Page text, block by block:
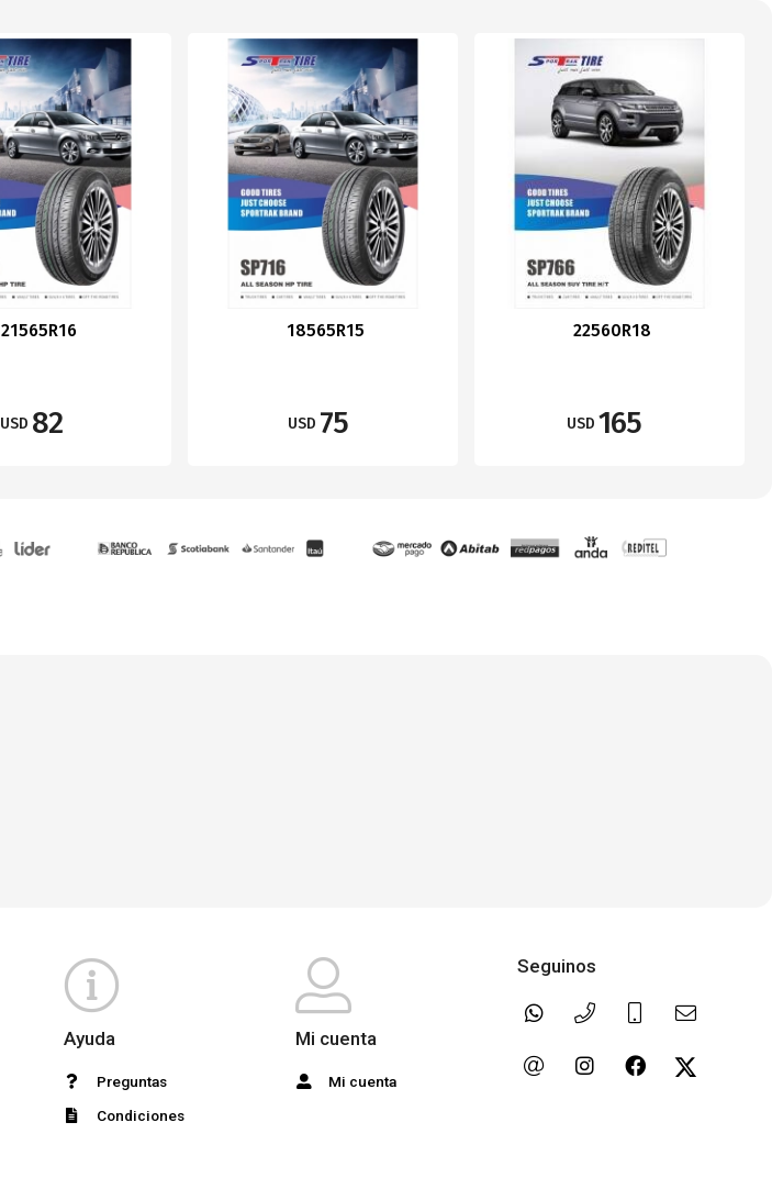
21565R16
USD 82
18565R15
USD 75
22560R18
USD 165
Ayuda
Preguntas
Condiciones
Mi cuenta
Mi cuenta
Seguinos